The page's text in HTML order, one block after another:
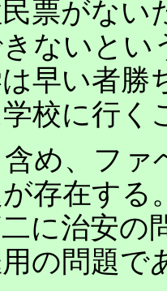
票がない
ないとい
早い者勝
校に行く
め、ファ
存在する
に治安の
の問題で